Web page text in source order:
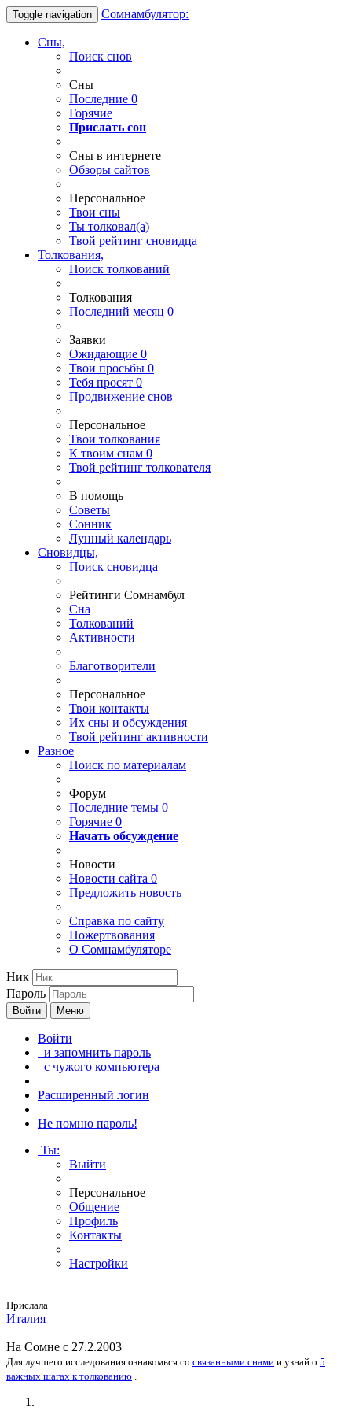
Toggle navigation Сомнамбулятор:
Сны,
Поиск снов
Сны
Последние 0
Горячие
Прислать сон
Сны в интернете
Обзоры сайтов
Персональное
Твои сны
Ты толковал(а)
Твой рейтинг сновидца
Толкования,
Поиск толкований
Толкования
Последний месяц 0
Заявки
Ожидающие 0
Твои просьбы 0
Тебя просят 0
Продвижение снов
Персональное
Твои толкования
К твоим снам 0
Твой рейтинг толкователя
В помощь
Советы
Сонник
Лунный календарь
Сновидцы,
Поиск сновидца
Рейтинги Сомнамбул
Сна
Толкований
Активности
Благотворители
Персональное
Твои контакты
Их сны и обсуждения
Твой рейтинг активности
Разное
Поиск по материалам
Форум
Последние темы 0
Горячие 0
Начать обсуждение
Новости
Новости сайта 0
Предложить новость
Справка по сайту
Пожертвования
О Сомнамбуляторе
Ник
Пароль
Войти Меню
Войти
и запомнить пароль
с чужого компьютера
Расширенный логин
Не помню пароль!
Ты:
Выйти
Персональное
Общение
Профиль
Контакты
Настройки
Прислала
Италия
На Сомне с 27.2.2003
Для лучшего исследования ознакомься со связанными снами и узнай о 5
важных шагах к толкованию .